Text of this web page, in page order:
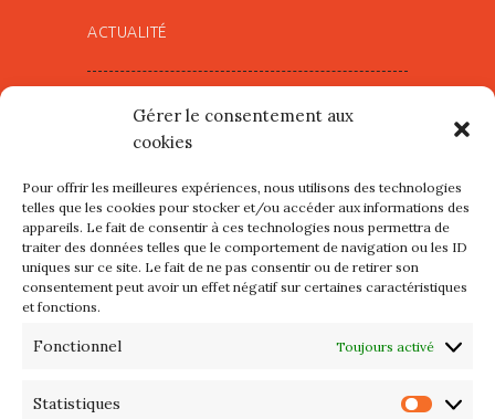
Gérer le consentement aux
cookies
Pour offrir les meilleures expériences, nous utilisons des technologies
telles que les cookies pour stocker et/ou accéder aux informations des
appareils. Le fait de consentir à ces technologies nous permettra de
traiter des données telles que le comportement de navigation ou les ID
uniques sur ce site. Le fait de ne pas consentir ou de retirer son
consentement peut avoir un effet négatif sur certaines caractéristiques
et fonctions.
Fonctionnel Toujours activé
Statistiques
ACTUALITÉ
mercredi 12 et jeudi 13 août
2026
Les petits formats du Port
d’Orange : Mercredi 22 juillet de
10h à 20h
2026 – Maison du Phare de